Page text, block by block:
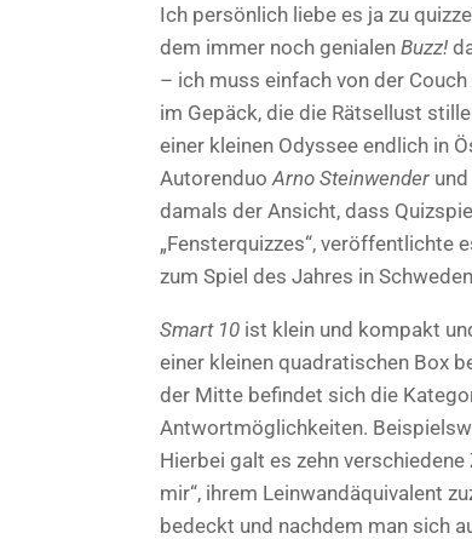
Ich persönlich liebe es ja zu
dem immer noch genialen Buzz!
– ich muss einfach von der
im Gepäck, die die Rätsellust
einer kleinen Odyssee endlich in
Autorenduo Arno Steinwender und
damals der Ansicht, dass
„Fensterquizzes“, veröffentlichte
zum Spiel des Jahres in
Smart 10 ist klein und kompakt
einer kleinen quadratischen Box
der Mitte befindet sich die
Antwortmöglichkeiten.
Hierbei galt es zehn
mir“, ihrem Leinwandäquivalent
bedeckt und nachdem man sich